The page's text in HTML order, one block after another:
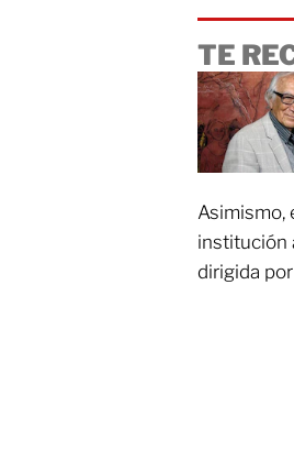
TE
Asimismo,
institución
dirigida